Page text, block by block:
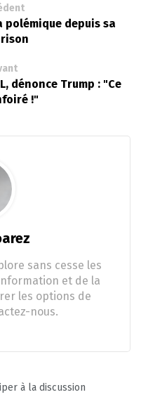
polémique depuis sa
dénonce Trump : "Ce
!"
sans cesse les
et de la
les options de
nous.
à la discussion